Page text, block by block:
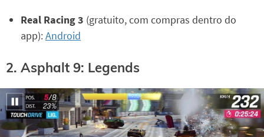
Real Racing 3 (gratuito, com compras dentro do
app):Android
2. Asphalt 9: Legends